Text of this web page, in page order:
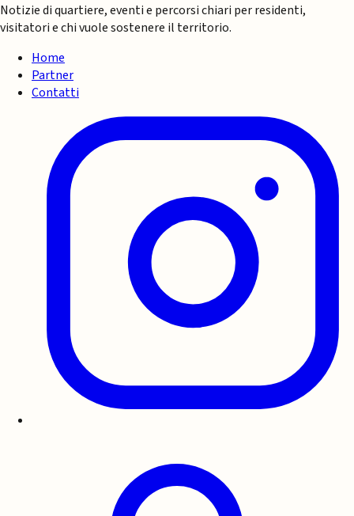
Notizie di quartiere, eventi e percorsi chiari per residenti,
visitatori e chi vuole sostenere il territorio.
Home
Partner
Contatti